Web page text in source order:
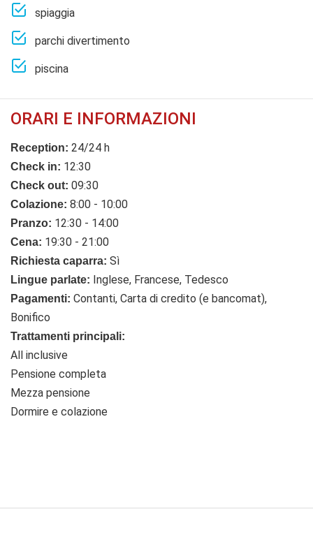
spiaggia
parchi divertimento
piscina
ORARI E INFORMAZIONI
Reception: 24/24 h
Check in: 12:30
Check out: 09:30
Colazione: 8:00 - 10:00
Pranzo: 12:30 - 14:00
Cena: 19:30 - 21:00
Richiesta caparra: Sì
Lingue parlate: Inglese, Francese, Tedesco
Pagamenti: Contanti, Carta di credito (e bancomat),
Bonifico
Trattamenti principali:
All inclusive
Pensione completa
Mezza pensione
Dormire e colazione